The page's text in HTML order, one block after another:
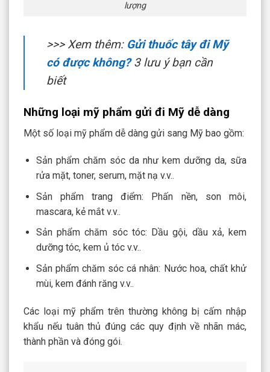
lượng
>>> Xem thêm: Gửi thuốc tây đi Mỹ
có được không?3 lưu ý bạn cần
biết
Những loại mỹ phẩm gửi đi Mỹ dễ dàng
Một số loại mỹ phẩm dễ dàng gửi sang Mỹ bao gồm:
Sản phẩm chăm sóc da như kem dưỡng da, sữa
rửa mặt, toner, serum, mặt nạ v.v..
Sản phẩm trang điểm: Phấn nền, son môi,
mascara, kẻ mắt v.v..
Sản phẩm chăm sóc tóc: Dầu gội, dầu xả, kem
dưỡng tóc, kem ủ tóc v.v..
Sản phẩm chăm sóc cá nhân: Nước hoa, chất khử
mùi, kem đánh răng v.v..
Các loại mỹ phẩm trên thường không bị cấm nhập
khẩu nếu tuân thủ đúng các quy định về nhãn mác,
thành phần và đóng gói.